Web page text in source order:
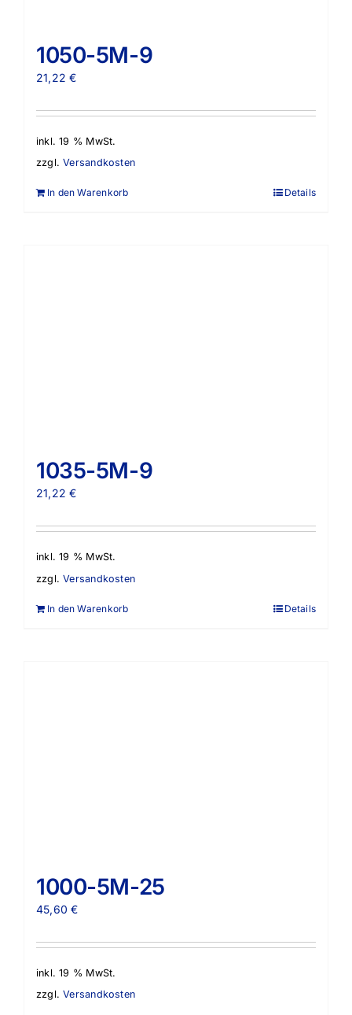
1050-5M-9
21,22€
inkl. 19 % MwSt.
zzgl.Versandkosten
In den Warenkorb Details
1035-5M-9
21,22€
inkl. 19 % MwSt.
zzgl.Versandkosten
In den Warenkorb Details
1000-5M-25
45,60€
inkl. 19 % MwSt.
zzgl.Versandkosten